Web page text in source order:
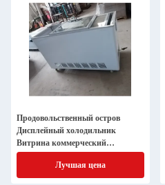
Продовольственный остров
Дисплейный холодильник
Витрина коммерческий
холодильник морозильник
Лучшая цена